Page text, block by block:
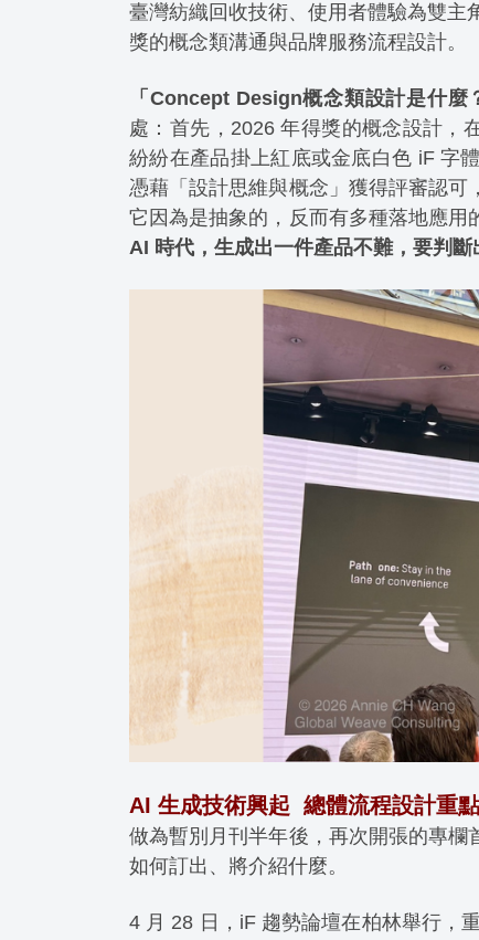
臺灣紡織回收技術、使用者體驗為雙主
獎的概念類溝通與品牌服務流程設計。
「Concept Design概念類設計是什麼
處：首先，2026 年得獎的概念設計，
紛紛在產品掛上紅底或金底白色 iF 字
憑藉「設計思維與概念」獲得評審認可
它因為是抽象的，反而有多種落地應用
AI 時代，生成出一件產品不難，要判斷
AI 生成技術興起 總體流程設計重
做為暫別月刊半年後，再次開張的專欄
如何訂出、將介紹什麼。
4 月 28 日，iF 趨勢論壇在柏林舉行，